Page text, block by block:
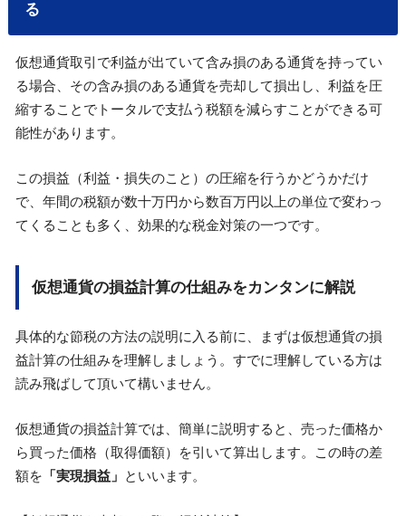
る
仮想通貨取引で利益が出ていて含み損のある通貨を持ってい
る場合、その含み損のある通貨を売却して損出し、利益を圧
縮することでトータルで支払う税額を減らすことができる可
能性があります。
この損益（利益・損失のこと）の圧縮を行うかどうかだけ
で、年間の税額が数十万円から数百万円以上の単位で変わっ
てくることも多く、効果的な税金対策の一つです。
仮想通貨の損益計算の仕組みをカンタンに解説
具体的な節税の方法の説明に入る前に、まずは仮想通貨の損
益計算の仕組みを理解しましょう。すでに理解している方は
読み飛ばして頂いて構いません。
仮想通貨の損益計算では、簡単に説明すると、売った価格か
ら買った価格（取得価額）を引いて算出します。この時の差
額を 「実現損益」 といいます。